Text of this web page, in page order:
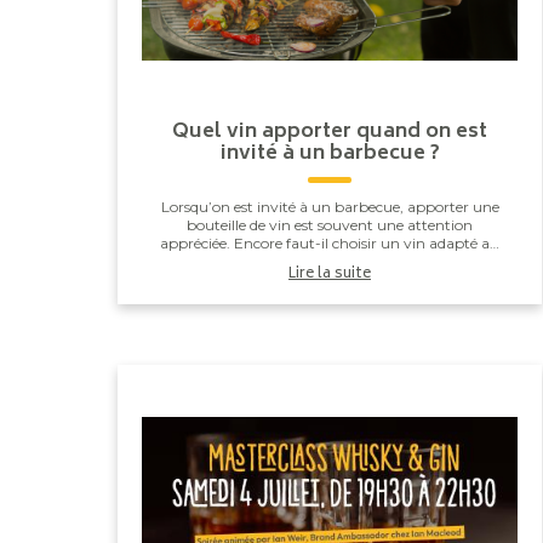
Quel vin apporter quand on est
invité à un barbecue ?
Lorsqu’on est invité à un barbecue, apporter une
bouteille de vin est souvent une attention
appréciée. Encore faut-il choisir un vin adapté au
Lire la suite